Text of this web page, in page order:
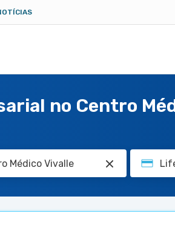
no Centro